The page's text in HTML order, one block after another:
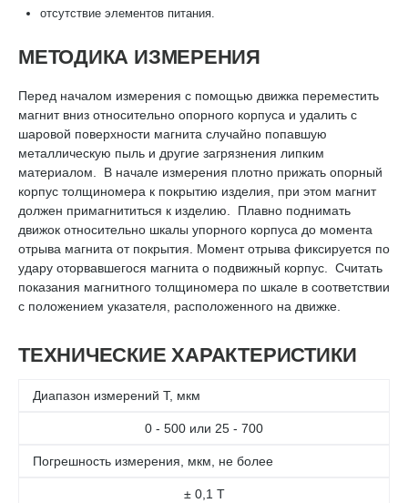
отсутствие элементов питания.
МЕТОДИКА ИЗМЕРЕНИЯ
Перед началом измерения с помощью движка переместить
магнит вниз относительно опорного корпуса и удалить с
шаровой поверхности магнита случайно попавшую
металлическую пыль и другие загрязнения липким
материалом. В начале измерения плотно прижать опорный
корпус толщиномера к покрытию изделия, при этом магнит
должен примагнититься к изделию. Плавно поднимать
движок относительно шкалы упорного корпуса до момента
отрыва магнита от покрытия. Момент отрыва фиксируется по
удару оторвавшегося магнита о подвижный корпус. Считать
показания магнитного толщиномера по шкале в соответствии
с положением указателя, расположенного на движке.
ТЕХНИЧЕСКИЕ ХАРАКТЕРИСТИКИ
Диапазон измерений Т, мкм
0 - 500 или 25 - 700
Погрешность измерения, мкм, не более
± 0,1 Т